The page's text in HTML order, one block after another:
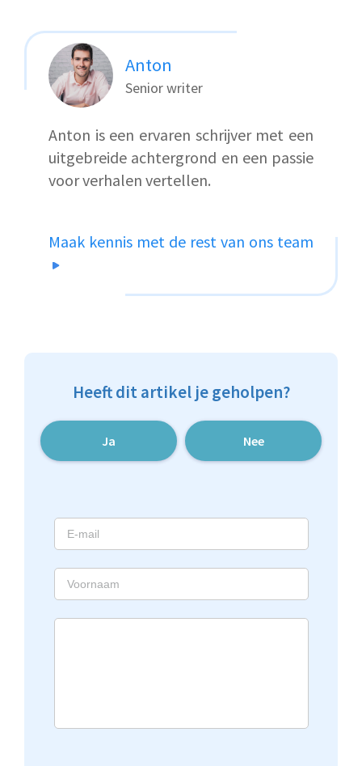
Anton
Senior writer
Anton is een ervaren schrijver met een
uitgebreide achtergrond en een passie
voor verhalen vertellen.
Maak kennis met de rest van ons team
Heeft dit artikel je geholpen?
Ja Nee